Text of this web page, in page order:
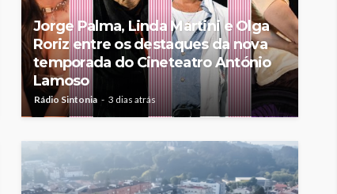
Jorge Palma, Linda Martini e Olga
Roriz entre os destaques da nova
temporada do Cineteatro António
Lamoso
Rádio Sintonia 3 dias atrás